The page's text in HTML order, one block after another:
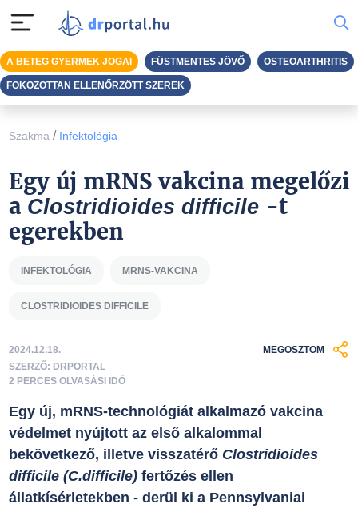
Szakma / Infektológia
Egy új mRNS vakcina megelőzi
a Clostridioides difficile -t
egerekben
INFEKTOLÓGIA MRNS-VAKCINA
CLOSTRIDIOIDES DIFFICILE
2024.12.18.
SZERZŐ: DRPORTAL
2 PERCES OLVASÁSI IDŐ
MEGOSZTOM
Egy új, mRNS-technológiát alkalmazó vakcina
védelmet nyújtott az első alkalommal
bekövetkező, illetve visszatérő Clostridioides
difficile (C.difficile) fertőzés ellen
állatkísérletekben - derül ki a Pennsylvaniai
A BETEG GYERMEK JOGAI FÜSTMENTES JÖVŐ OSTEOARTHRITIS
FOKOZOTTAN ELLENŐRZÖTT SZEREK